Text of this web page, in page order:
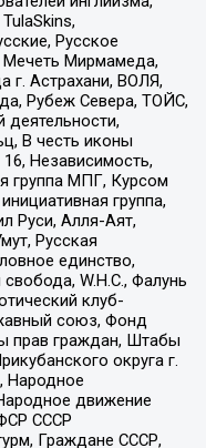
Русское
Мечеть Мирмамеда,
г. Астрахани, ВОЛЯ,
Рубеж Севера, ТОЙС,
деятельности,
В честь иконы
Независимость,
группа МПГ, Курсом
группа,
Руси, Алля-Аят,
Русская
единство,
W.H.С., Фалунь
клуб-
союз, Фонд
прав граждан, Штабы
округа г.
Народное
движение
СССР
Граждане СССР,